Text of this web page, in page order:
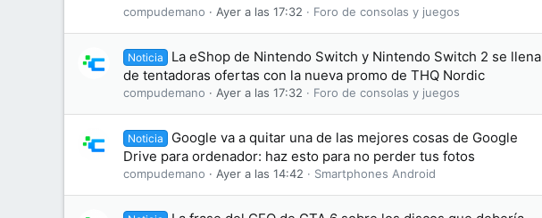
compudemano Ayer a las 17:32 Foro de consolas y juegos
Noticia
La eShop de Nintendo Switch y Nintendo Switch 2 se llena
de tentadoras ofertas con la nueva promo de THQ Nordic
compudemano Ayer a las 17:32 Foro de consolas y juegos
Noticia
Google va a quitar una de las mejores cosas de Google
Drive para ordenador: haz esto para no perder tus fotos
compudemano Ayer a las 14:42 Smartphones Android